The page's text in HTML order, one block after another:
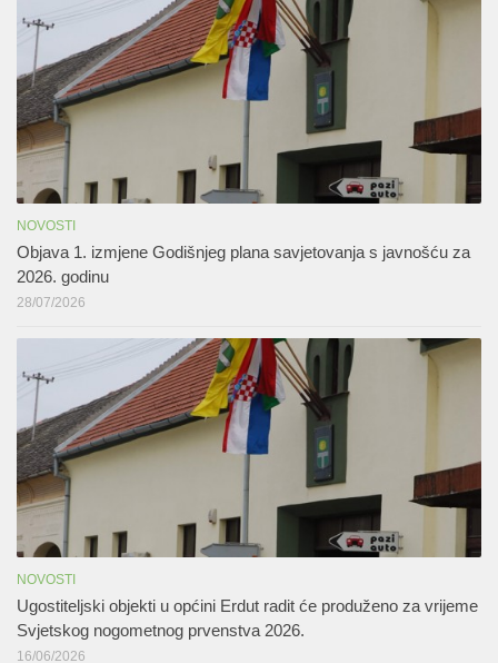
NOVOSTI
Objava 1. izmjene Godišnjeg plana savjetovanja s javnošću za
2026. godinu
28/07/2026
NOVOSTI
Ugostiteljski objekti u općini Erdut radit će produženo za vrijeme
Svjetskog nogometnog prvenstva 2026.
16/06/2026